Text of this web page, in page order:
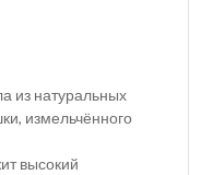
из натуральных
измельчённого
высокий